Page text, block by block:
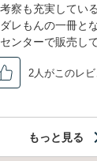
察も充実してい
レもんの一冊と
ンターで販売し
2人がこのレ
もっと見る